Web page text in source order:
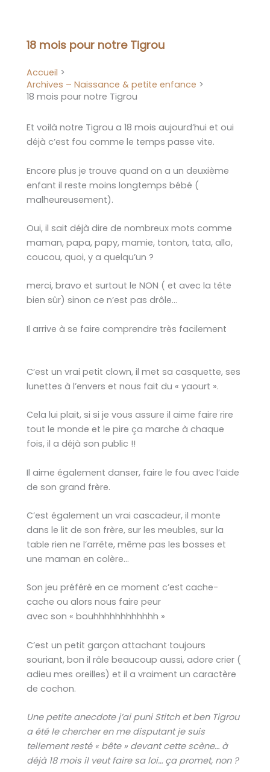
18 mois pour notre Tigrou
Accueil
Archives – Naissance & petite enfance
18 mois pour notre Tigrou
Et voilà notre Tigrou a 18 mois aujourd’hui et oui
déjà c’est fou comme le temps passe vite.
Encore plus je trouve quand on a un deuxième
enfant il reste moins longtemps bébé (
malheureusement).
Oui, il sait déjà dire de nombreux mots comme
maman, papa, papy, mamie, tonton, tata, allo,
coucou, quoi, y a quelqu’un ?
merci, bravo et surtout le NON ( et avec la tête
bien sûr) sinon ce n’est pas drôle…
Il arrive à se faire comprendre très facilement
C’est un vrai petit clown, il met sa casquette, ses
lunettes à l’envers et nous fait du « yaourt ».
Cela lui plait, si si je vous assure il aime faire rire
tout le monde et le pire ça marche à chaque
fois, il a déjà son public !!
Il aime également danser, faire le fou avec l’aide
de son grand frère.
C’est également un vrai cascadeur, il monte
dans le lit de son frère, sur les meubles, sur la
table rien ne l’arrête, même pas les bosses et
une maman en colère…
Son jeu préféré en ce moment c’est cache-
cache ou alors nous faire peur
avec son « bouhhhhhhhhhhhh »
C’est un petit garçon attachant toujours
souriant, bon il râle beaucoup aussi, adore crier (
adieu mes oreilles) et il a vraiment un caractère
de cochon.
Une petite anecdote j’ai puni Stitch et ben Tigrou
a été le chercher en me disputant je suis
tellement resté « bête » devant cette scène… à
déjà 18 mois il veut faire sa loi… ça promet, non ?